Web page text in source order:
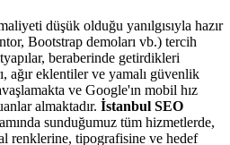
düşük olduğu yanılgısıyla hazır
Bootstrap demoları vb.) tercih
beraberinde getirdikleri
ağır eklentiler ve yamalı güvenlik
ve Google'ın mobil hız
almaktadır. İstanbul SEO
sunduğumuz tüm hizmetlerde,
renklerine, tipografisine ve hedef